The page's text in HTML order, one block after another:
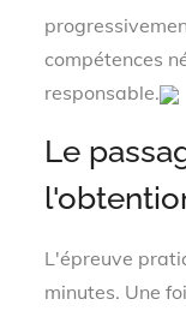
compétences
responsable.
Le
L'épreuve
minutes. Une